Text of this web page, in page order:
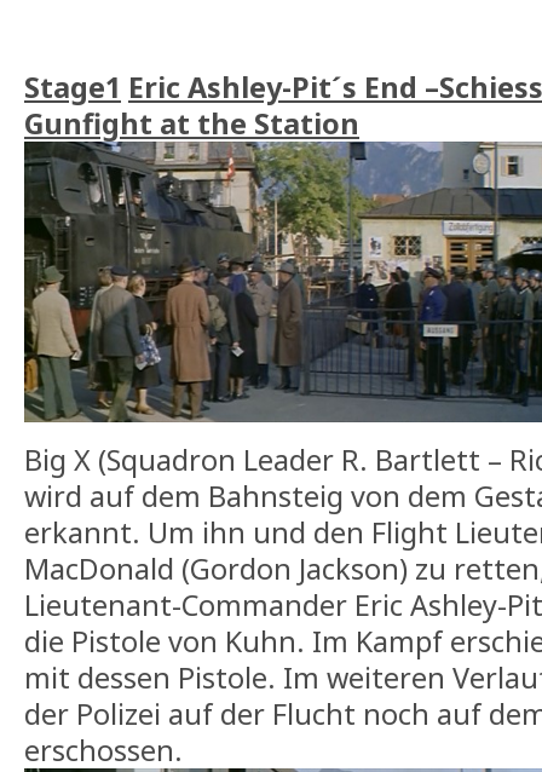
Stage1 Eric Ashley-Pit´s End
Gunfight at the Station
Big X (Squadron Leader R. Bartlett –
wird auf dem Bahnsteig von dem
erkannt. Um ihn und den Flight
MacDonald (Gordon Jackson) zu
Lieutenant-Commander Eric Ashley-
die Pistole von Kuhn. Im Kampf
mit dessen Pistole. Im weiteren
der Polizei auf der Flucht noch auf
erschossen.